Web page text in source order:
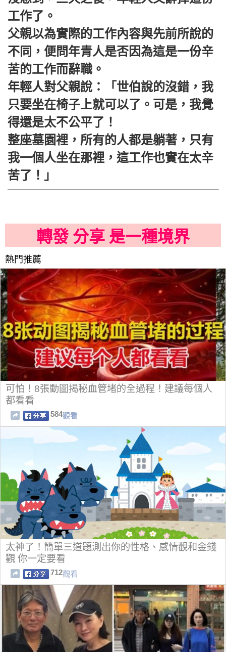
工作了。
父親以為實際的工作內容與先前所說的
不同，便問年青人是否因為這是一份辛
苦的工作而辭職。
年輕人對父親說：「世伯說的沒錯，我
只要坐在椅子上就可以了。可是，我覺
得還是太不公平了！
整座墓園裡，所有的人都是躺著，只有
我一個人坐在那裡，這工作也實在太辛
苦了！」
轉發 分享 是一種境界
熱門推薦
可怕！8張動圖揭秘血管堵的全過程！建議每個人
都看看
584觀看
太神了！簡單三道題測出你的性格、感情觀和金錢
觀 你一定要看
712觀看